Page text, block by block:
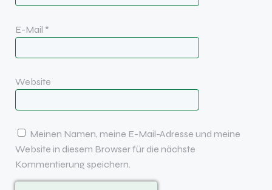
E-Mail *
Website
Meinen Namen, meine E-Mail-Adresse und meine
Website in diesem Browser für die nächste
Kommentierung speichern.